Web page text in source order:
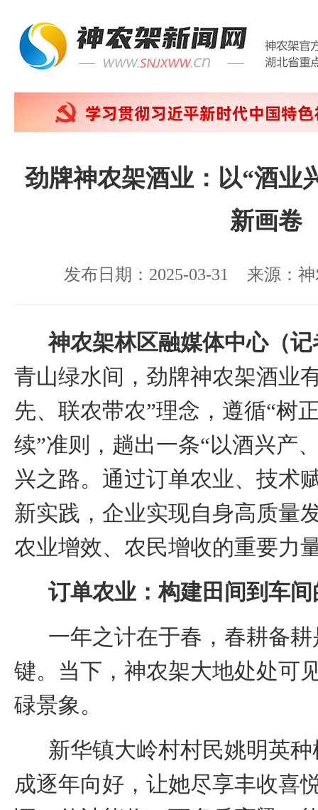
劲牌神农架酒业：以“酒业
新画卷
发布日期：2025-03-31 来源：
神农架林区融媒体中心（
青山绿水间，劲牌神农架酒业
先、联农带农”理念，遵循“树
续”准则， 趟出一条“以酒兴产
兴之路。通过订单农业、技术
新实践，企业实现自身高质量
农业增效、农民增收的重要力
订单农业：构建田间到车间
一年之计在于春，春耕备
键。当下，神农架大地处处可
碌景象。
新华镇大岭村村民姚明英
成逐年向好，让她尽享丰收喜